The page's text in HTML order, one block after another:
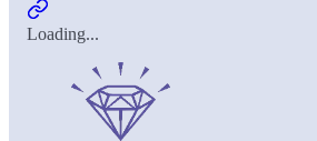
Loading...